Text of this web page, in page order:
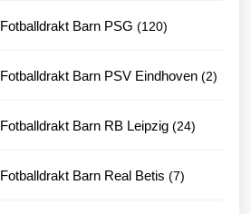
Fotballdrakt Barn PSG 120120
Fotballdrakt Barn PSV Eindhoven 22
Fotballdrakt Barn RB Leipzig 2424
Fotballdrakt Barn Real Betis 77